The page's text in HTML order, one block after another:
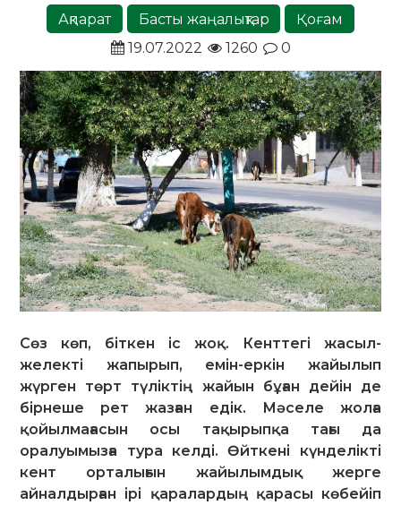
Ақпарат Басты жаңалықтар
Қоғам
19.07.2022
1260 0
Сөз көп, біткен іс жоқ. Кенттегі жасыл-
желекті жапырып, емін-еркін жайылып
жүрген төрт түліктің жайын бұған дейін де
бірнеше рет жазған едік. Мәселе жолға
қойылмағасын осы тақырыпқа тағы да
оралуымызға тура келді. Өйткені күнделікті
кент орталығын жайылымдық жерге
айналдырған ірі қаралардың қарасы көбейіп